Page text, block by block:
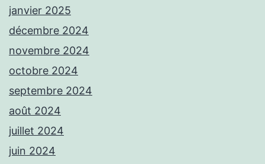
janvier 2025
décembre 2024
novembre 2024
octobre 2024
septembre 2024
août 2024
juillet 2024
juin 2024